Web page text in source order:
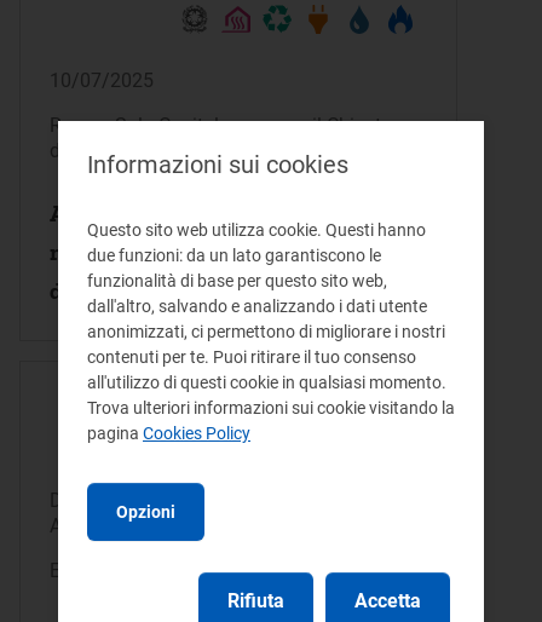
10/07/2025
Roma - Sala Capitolare presso il Chiostro
del Convento di Santa Maria sopra Minerva
Autorità indipendenti e governance
multilivello: il diritto e l’economia
della regolazione nel XXI secolo
Dal 25/11/2024
Al 26/11/2024
Evento online
Informazioni sui cookies
Questo sito web utilizza cookie. Questi hanno
due funzioni: da un lato garantiscono le
funzionalità di base per questo sito web,
dall'altro, salvando e analizzando i dati utente
anonimizzati, ci permettono di migliorare i nostri
contenuti per te. Puoi ritirare il tuo consenso
all'utilizzo di questi cookie in qualsiasi momento.
Trova ulteriori informazioni sui cookie visitando la
pagina Cookies Policy
Opzioni
Rifiuta Accetta